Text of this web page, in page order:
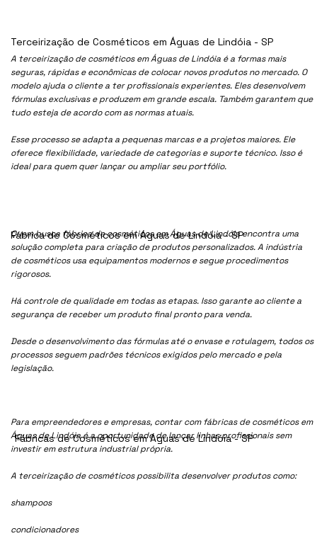
A terceirização de cosméticos em Águas de Lindóia é a formas mais
seguras, rápidas e econômicas de colocar novos produtos no mercado. O
modelo ajuda o cliente a ter profissionais experientes. Eles desenvolvem
fórmulas exclusivas e produzem em grande escala. Também garantem que
tudo esteja de acordo com as normas atuais.
Esse processo se adapta a pequenas marcas e a projetos maiores. Ele
oferece flexibilidade, variedade de categorias e suporte técnico. Isso é
ideal para quem quer lançar ou ampliar seu portfólio.
Quem busca fábrica de cosméticos em Águas de Lindóia encontra uma
solução completa para criação de produtos personalizados. A indústria
de cosméticos usa equipamentos modernos e segue procedimentos
rigorosos.
Há controle de qualidade em todas as etapas. Isso garante ao cliente a
segurança de receber um produto final pronto para venda.
Desde o desenvolvimento das fórmulas até o envase e rotulagem, todos os
processos seguem padrões técnicos exigidos pelo mercado e pela
legislação.
Para empreendedores e empresas, contar com fábricas de cosméticos em
Águas de Lindóia é a oportunidade de lançar linhas profissionais sem
investir em estrutura industrial própria.
A terceirização de cosméticos possibilita desenvolver produtos como:
shampoos
condicionadores
Fábrica de Cosméticos em Águas de Lindóia - SP
Terceirização de Cosméticos em Águas de Lindóia - SP
Fábricas de Cosméticos em Águas de Lindóia - SP